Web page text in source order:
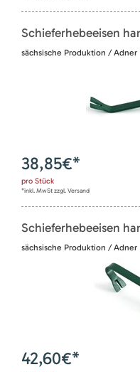
Schieferhebeeisen
sächsische Produktion / Adner
38,85€*
pro Stück
*inkl. MwSt zzgl. Versand
Schieferhebeeisen
sächsische Produktion / Adner
42,60€*